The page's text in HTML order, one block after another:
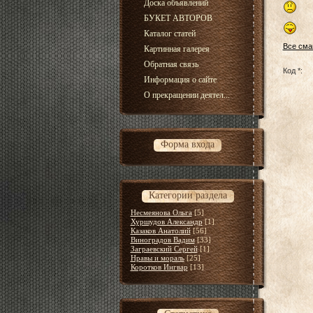
Доска объявлений
БУКЕТ АВТОРОВ
Каталог статей
Картинная галерея
Обратная связь
Информация о сайте
О прекращении деятел...
Форма входа
Категории раздела
Несмеянова Ольга [5]
Хуршудов Александр [1]
Казаков Анатолий [56]
Виноградов Вадим [33]
Заграевский Сергей [1]
Нравы и мораль [25]
Коротков Ингвар [13]
Все
Код *: